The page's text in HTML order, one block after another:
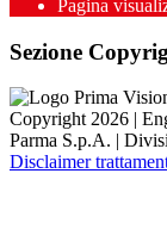
Pagina
Sezione
Copyright 2026 |
Parma S.p.A. |
Disclaimer